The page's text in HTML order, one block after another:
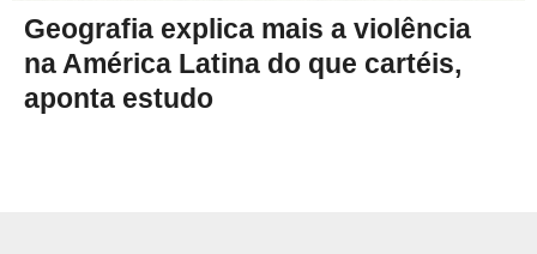
Geografia explica mais a violência
na América Latina do que cartéis,
aponta estudo